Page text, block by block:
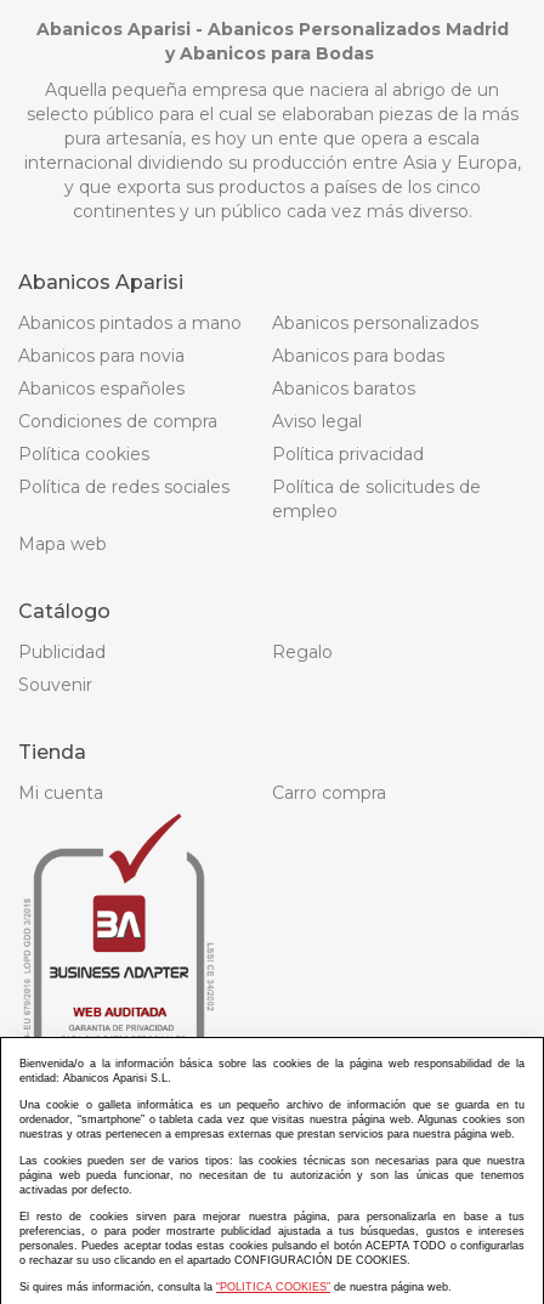
Abanicos Aparisi - Abanicos Personalizados Madrid
y Abanicos para Bodas
Aquella pequeña empresa que naciera al abrigo de un
selecto público para el cual se elaboraban piezas de la más
pura artesanía, es hoy un ente que opera a escala
internacional dividiendo su producción entre Asia y Europa,
y que exporta sus productos a países de los cinco
continentes y un público cada vez más diverso.
Abanicos Aparisi
Abanicos pintados a mano
Abanicos personalizados
Abanicos para novia
Abanicos para bodas
Abanicos españoles
Abanicos baratos
Condiciones de compra
Aviso legal
Política cookies
Política privacidad
Política de redes sociales
Política de solicitudes de
empleo
Mapa web
Catálogo
Publicidad
Regalo
Souvenir
Tienda
Mi cuenta Carro compra
ABANICOS APARISI S.L. ha recibido por parte de La Generalitat Valenciana, la cantidad de
100.000 € en apoyo al proyecto HISOLV/2021/3933/46 del PLAN EMPRESARIAL “PLAN RESISITIR
ABANICOS APARISI S.L. ha recibido por parte de La Generalitat Valenciana, la cantidad de 7.000
€ en apoyo al proyecto CMARTE/2021/265/46 del PLAN AYUDAS DIRECTAS ARTESANIA “CMARTE”.
Bienvenida/o a la información básica sobre las cookies de la página web responsabilidad de la
entidad: Abanicos Aparisi S.L.
Una cookie o galleta informática es un pequeño archivo de información que se guarda en tu
ordenador, “smartphone” o tableta cada vez que visitas nuestra página web. Algunas cookies son
nuestras y otras pertenecen a empresas externas que prestan servicios para nuestra página web.
Las cookies pueden ser de varios tipos: las cookies técnicas son necesarias para que nuestra
página web pueda funcionar, no necesitan de tu autorización y son las únicas que tenemos
activadas por defecto.
El resto de cookies sirven para mejorar nuestra página, para personalizarla en base a tus
preferencias, o para poder mostrarte publicidad ajustada a tus búsquedas, gustos e intereses
personales. Puedes aceptar todas estas cookies pulsando el botón ACEPTA TODO o configurarlas
o rechazar su uso clicando en el apartado CONFIGURACIÓN DE COOKIES.
Si quires más información, consulta la “POLITICA COOKIES” de nuestra página web.